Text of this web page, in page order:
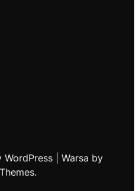
| Warsa by